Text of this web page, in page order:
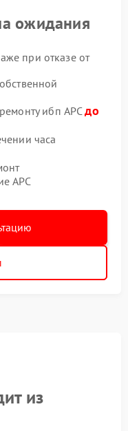
ожидания
при отказе от
ибп APCдо
часа
APC
из